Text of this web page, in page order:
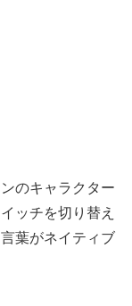
のキャラクター
ッチを切り替え
葉がネイティブ